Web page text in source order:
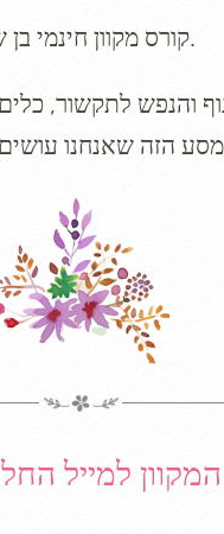
קורס מקוון חינמי בן שבעה שלבים, המגיעים למייל שלכם בכל יום ראשון.
והנפש לתקשור,
למייל